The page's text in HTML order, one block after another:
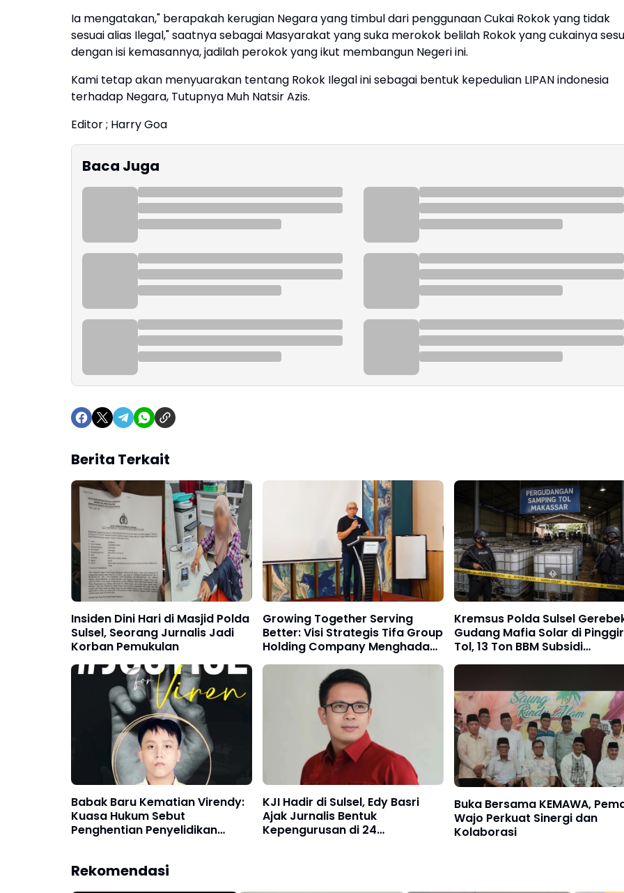
Ia mengatakan," berapakah kerugian Negara yang timbul dari penggunaan Cukai Rokok yang tidak
sesuai alias Ilegal," saatnya sebagai Masyarakat yang suka merokok belilah Rokok yang cukainya
dengan isi kemasannya, jadilah perokok yang ikut membangun Negeri ini.
Kami tetap akan menyuarakan tentang Rokok Ilegal ini sebagai bentuk kepedulian LIPAN indonesia
terhadap Negara, Tutupnya Muh Natsir Azis.
Editor ; Harry Goa
Baca Juga
Berita Terkait
Insiden Dini Hari di Masjid Polda
Sulsel, Seorang Jurnalis Jadi
Korban Pemukulan
Growing Together Serving
Better: Visi Strategis Tifa Group
Holding Company Menghadapi
2026
Kremsus Polda Sulsel
Gudang Mafia Solar di Pinggir
Tol, 13 Ton BBM Subsidi
Diamankan
Babak Baru Kematian Virendy:
Kuasa Hukum Sebut
Penghentian Penyelidikan
KJI Hadir di Sulsel, Edy Basri
Ajak Jurnalis Bentuk
Kepengurusan di 24
Buka Bersama KEMAWA,
Wajo Perkuat Sinergi dan
Kolaborasi
Rekomendasi